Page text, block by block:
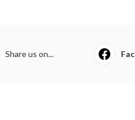
Share us on...